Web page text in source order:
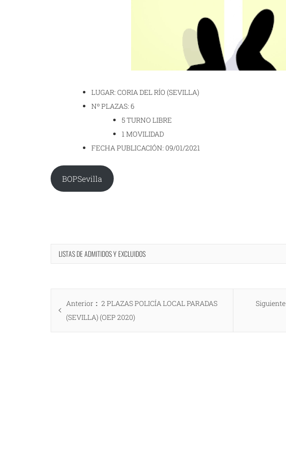
LUGAR: CORIA DEL RÍO (SEVILLA)
Nº PLAZAS: 6
5 TURNO LIBRE
1 MOVILIDAD
FECHA PUBLICACIÓN: 09/01/2021
BOPSevilla
LISTAS DE ADMITIDOS Y EXCLUIDOS
Navegación
de Anterior
Entrada
anterior:
2 PLAZAS POLICÍA LOCAL PARADAS
(SEVILLA) (OEP 2020)
Siguiente